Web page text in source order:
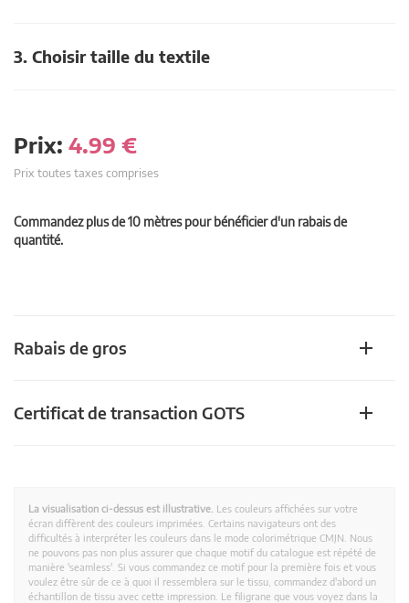
3. Choisir taille du textile
Prix: 4.99 €
Prix toutes taxes comprises
Commandez plus de 10 mètres pour bénéficier d'un rabais de
quantité.
Rabais de gros
Certificat de transaction GOTS
La visualisation ci-dessus est illustrative. Les couleurs affichées sur votre
écran diffèrent des couleurs imprimées. Certains navigateurs ont des
difficultés à interpréter les couleurs dans le mode colorimétrique CMJN. Nous
ne pouvons pas non plus assurer que chaque motif du catalogue est répété de
manière 'seamless'. Si vous commandez ce motif pour la première fois et vous
voulez être sûr de ce à quoi il ressemblera sur le tissu, commandez d'abord un
échantillon de tissu avec cette impression. Le filigrane que vous voyez dans la